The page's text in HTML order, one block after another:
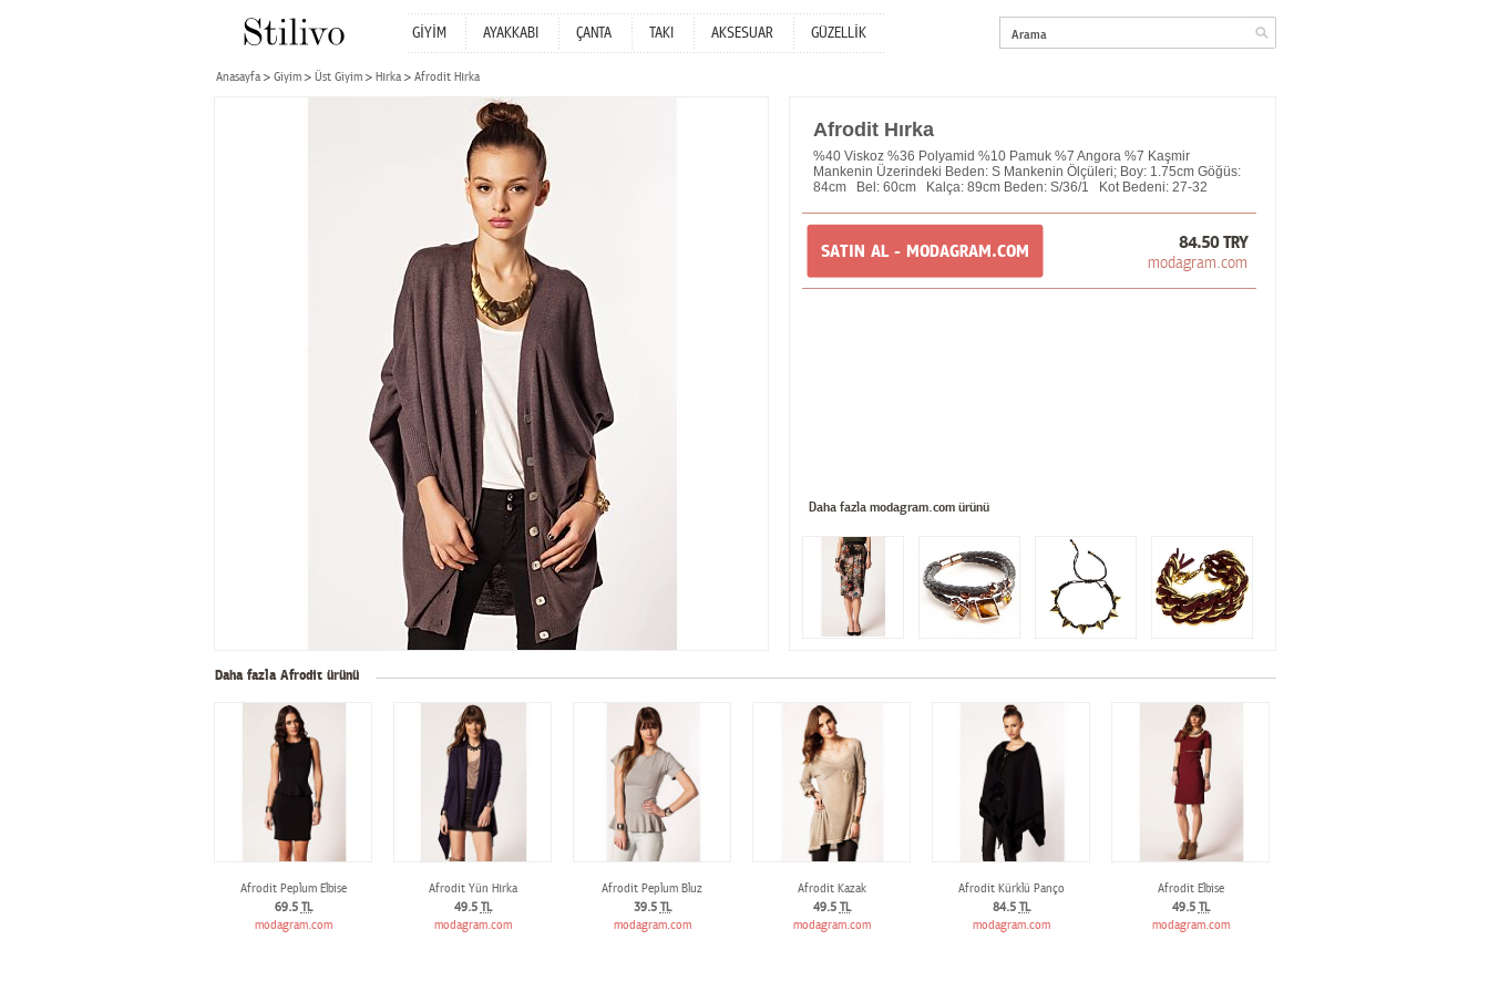
GİYİM AYAKKABI ÇANTA TAKI AKSESUAR GÜZELLİK
Anasayfa Giyim Üst Giyim Hırka Afrodit Hırka
Afrodit Hırka
%40 Viskoz %36 Polyamid %10 Pamuk %7 Angora %7 Kaşmir
Mankenin Üzerindeki Beden: S Mankenin Ölçüleri; Boy: 1.75cm Göğüs:
84cm Bel: 60cm Kalça: 89cm Beden: S/36/1 Kot Bedeni: 27-32
SATIN AL - MODAGRAM.COM 84.50 TRY
modagram.com
Daha fazla modagram.com ürünü
Daha fazla Afrodit ürünü
Afrodit Peplum Elbise
69.5 TL
modagram.com
Afrodit Yün Hırka
49.5 TL
modagram.com
Afrodit Peplum Bluz
39.5 TL
modagram.com
Afrodit Kazak
49.5 TL
modagram.com
Afrodit Kürklü Panço
84.5 TL
modagram.com
Afrodit Elbise
49.5 TL
modagram.com